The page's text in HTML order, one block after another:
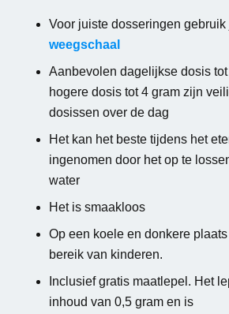
Voor juiste dosseringen gebruik
weegschaal
Aanbevolen dagelijkse dosis
hogere dosis tot 4 gram zijn
dosissen over de dag
Het kan het beste tijdens het
ingenomen door het op te
water
Het is smaakloos
Op een koele en donkere
bereik van kinderen.
Inclusief gratis maatlepel. Het
inhoud van 0,5 gram en is